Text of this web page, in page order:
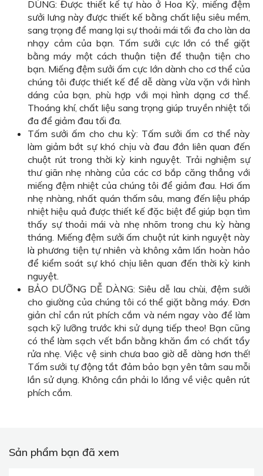
DÙNG: Được thiết kế tự hào ở Hoa Kỳ, miếng đệm
sưởi lưng này được thiết kế bằng chất liệu siêu mềm,
sang trọng để mang lại sự thoải mái tối đa cho làn da
nhạy cảm của bạn. Tấm sưởi cực lớn có thể giặt
bằng máy một cách thuận tiện để thuận tiện cho
bạn. Miếng đệm sưởi ấm cực lớn dành cho cơ thể của
chúng tôi được thiết kế để dễ dàng vừa vặn với hình
dáng của bạn, phù hợp với mọi hình dạng cơ thể.
Thoáng khí, chất liệu sang trọng giúp truyền nhiệt tối
đa để giảm đau tối đa.
Tấm sưởi ấm cho chu kỳ: Tấm sưởi ấm cơ thể này
làm giảm bớt sự khó chịu và đau đớn liên quan đến
chuột rút trong thời kỳ kinh nguyệt. Trải nghiệm sự
thư giãn nhẹ nhàng của các cơ bắp căng thẳng với
miếng đệm nhiệt của chúng tôi để giảm đau. Hơi ấm
nhẹ nhàng, nhất quán thấm sâu, mang đến liệu pháp
nhiệt hiệu quả được thiết kế đặc biệt để giúp bạn tìm
thấy sự thoải mái và nhẹ nhõm trong chu kỳ hàng
tháng. Miếng đệm sưởi ấm chuột rút kinh nguyệt này
là phương tiện tự nhiên và không xâm lấn hoàn hảo
để kiểm soát sự khó chịu liên quan đến thời kỳ kinh
nguyệt.
BẢO DƯỠNG DỄ DÀNG: Siêu dễ lau chùi, đệm sưởi
cho giường của chúng tôi có thể giặt bằng máy. Đơn
giản chỉ cần rút phích cắm và ném ngay vào để làm
sạch kỹ lưỡng trước khi sử dụng tiếp theo! Bạn cũng
có thể làm sạch vết bẩn bằng khăn ẩm có chất tẩy
rửa nhẹ. Việc vệ sinh chưa bao giờ dễ dàng hơn thế!
Tấm sưởi tự động tắt đảm bảo bạn yên tâm sau mỗi
lần sử dụng. Không cần phải lo lắng về việc quên rút
phích cắm.
Sản phẩm bạn đã xem